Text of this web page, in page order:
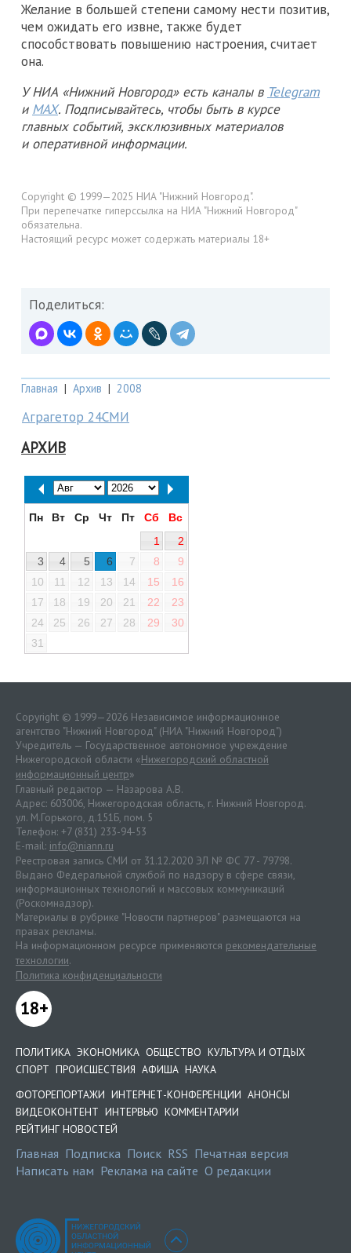
Желание в большей степени самому нести позитив,
чем ожидать его извне, также будет
способствовать повышению настроения, считает
она.
У НИА «Нижний Новгород» есть каналы в Telegram
и MAX. Подписывайтесь, чтобы быть в курсе
главных событий, эксклюзивных материалов
и оперативной информации.
Copyright © 1999—2025 НИА "Нижний Новгород".
При перепечатке гиперссылка на НИА "Нижний Новгород"
обязательна.
Настоящий ресурс может содержать материалы 18+
Поделиться:
Главная | Архив | 2008
Аграгетор 24СМИ
АРХИВ
Пн Вт Ср Чт Пт Сб
Вс
1
2
3
4 5 6 7 8
9
10
11 12 13 14 15
16
17
18 19 20 21 22
23
24
25 26 27 28 29
30
31
Copyright © 1999—2026 Независимое информационное
агентство "Нижний Новгород" (НИА "Нижний Новгород")
Учредитель — Государственное автономное учреждение
Нижегородской области «Нижегородский областной
информационный центр»
Главный редактор — Назарова А.В.
Адрес: 603006, Нижегородская область, г. Нижний Новгород.
ул. М.Горького, д.151Б, пом. 5
Телефон: +7 (831) 233-94-53
E-mail: info@niann.ru
Реестровая запись СМИ от 31.12.2020 ЭЛ № ФС 77 - 79798.
Выдано Федеральной службой по надзору в сфере связи,
информационных технологий и массовых коммуникаций
(Роскомнадзор).
Материалы в рубрике "Новости партнеров" размещаются на
правах рекламы.
На информационном ресурсе применяются рекомендательные
технологии.
Политика конфиденциальности
18+
ПОЛИТИКА ЭКОНОМИКА ОБЩЕСТВО КУЛЬТУРА И ОТДЫХ
СПОРТ ПРОИСШЕСТВИЯ АФИША НАУКА
ФОТОРЕПОРТАЖИ ИНТЕРНЕТ-КОНФЕРЕНЦИИ АНОНСЫ
ВИДЕОКОНТЕНТ ИНТЕРВЬЮ КОММЕНТАРИИ
РЕЙТИНГ НОВОСТЕЙ
Главная Подписка Поиск RSS Печатная версия
Написать нам Реклама на сайте О редакции